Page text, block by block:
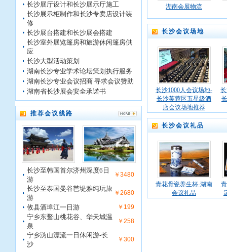
长沙展厅设计和长沙展示厅施工
长沙展示柜制作和长沙专卖店设计装
修
长沙展台搭建和长沙展会搭建
长沙室外展览篷房和旅游休闲篷房供
应
长沙大型活动策划
湖南长沙专业学术论坛策划执行服务
湖南长沙专业会议招商 寻求会议赞助
湖南省长沙展会安全承诺书
推荐会议线路
长沙至韩国首尔济州深度6日
游
￥3480
长沙至泰国曼谷芭堤雅纯玩旅
游
￥2680
攸县酒埠江一日游 ￥199
宁乡东鹜山桃花谷、华天城温
泉
￥258
宁乡沩山漂流一日休闲游-长
沙
￥300
湖南会展物流
长沙会议场地
长沙1000人会议场地-
长沙芙蓉区五星级酒
店会议场地推荐
长沙会议礼品
青花骨瓷养生杯-湖南
会议礼品